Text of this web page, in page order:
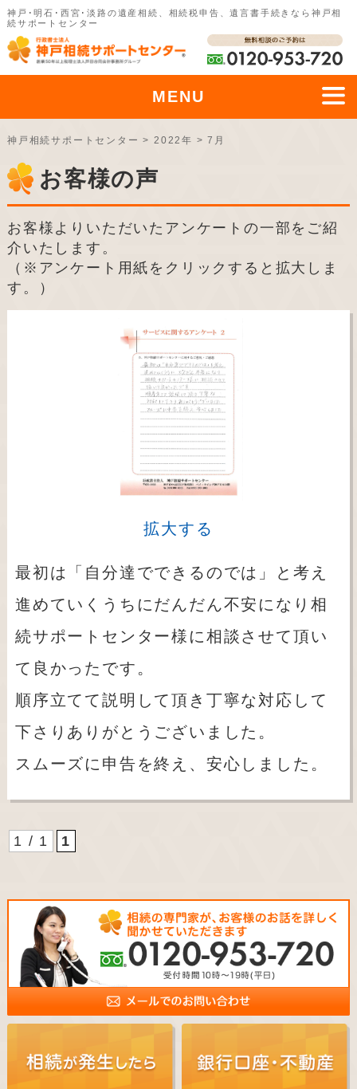
神戸･明石･西宮･淡路の遺産相続、相続税申告、遺言書手続きなら神戸相
続サポートセンター
MENU
神戸相続サポートセンター > 2022年 >7月
お客様の声
お客様よりいただいたアンケートの一部をご紹
介いたします。
（※アンケート用紙をクリックすると拡大しま
す。）
拡大する
最初は「自分達でできるのでは」と考え
進めていくうちにだんだん不安になり相
続サポートセンター様に相談させて頂い
て良かったです。
順序立てて説明して頂き丁寧な対応して
下さりありがとうございました。
スムーズに申告を終え、安心しました。
1 / 1 1